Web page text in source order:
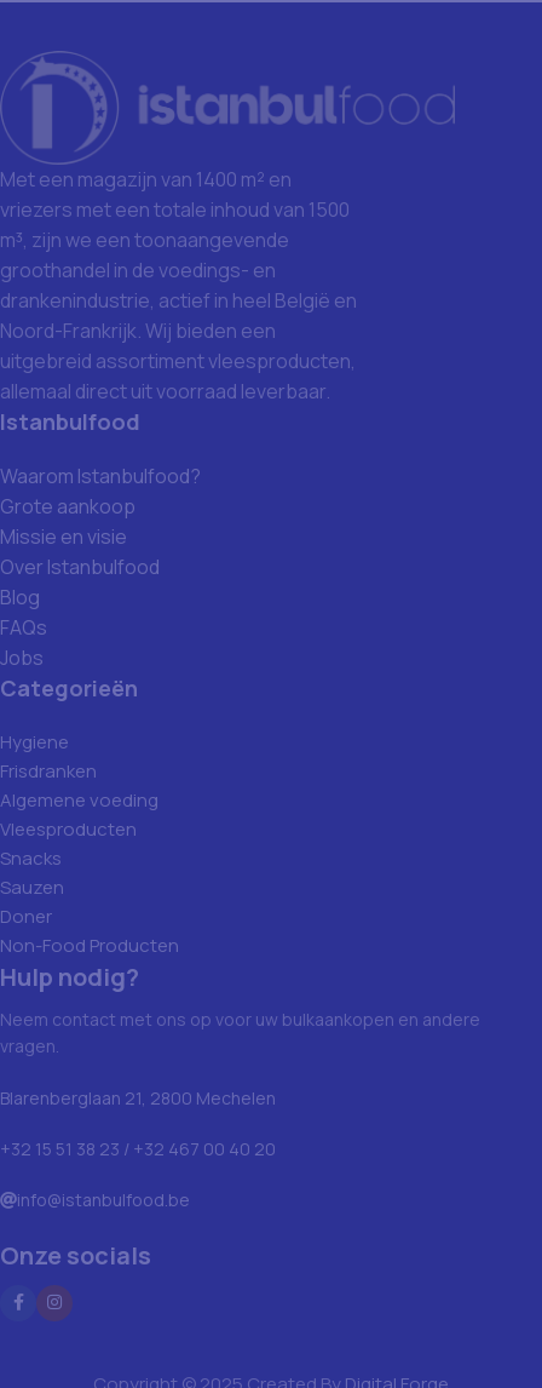
Met een magazijn van 1400 m² en
vriezers met een totale inhoud van 1500
m³, zijn we een toonaangevende
groothandel in de voedings- en
drankenindustrie, actief in heel België en
Noord-Frankrijk. Wij bieden een
uitgebreid assortiment vleesproducten,
allemaal direct uit voorraad leverbaar.
Istanbulfood
Waarom Istanbulfood?
Grote aankoop
Missie en visie
Over Istanbulfood
Blog
FAQs
Jobs
Categorieën
Hygiene
Frisdranken
Algemene voeding
Vleesproducten
Snacks
Sauzen
Doner
Non-Food Producten
Hulp nodig?
Neem contact met ons op voor uw bulkaankopen en andere
vragen.
Blarenberglaan 21, 2800 Mechelen
+32 15 51 38 23 / +32 467 00 40 20
info@istanbulfood.be
Onze socials